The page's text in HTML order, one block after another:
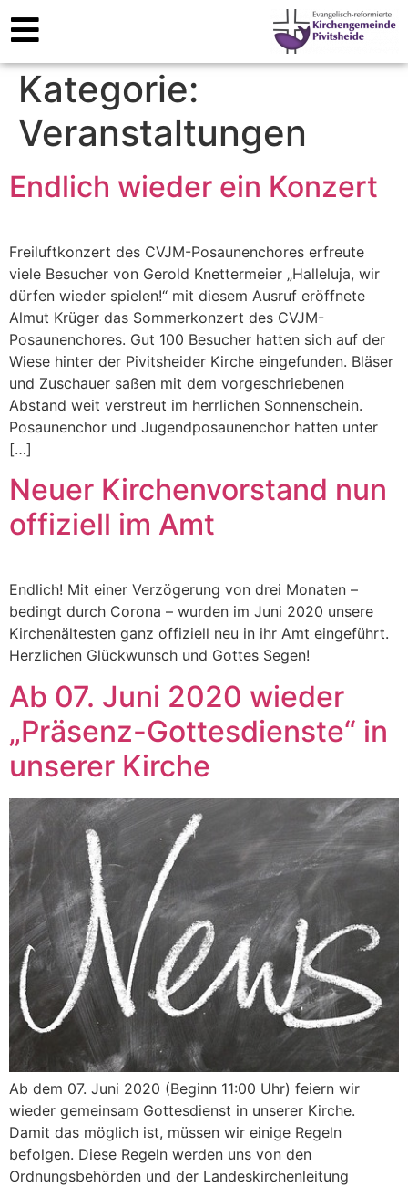
Kategorie:
Veranstaltungen
Endlich wieder ein Konzert
Freiluftkonzert des CVJM-Posaunenchores erfreute
viele Besucher von Gerold Knettermeier „Halleluja, wir
dürfen wieder spielen!“ mit diesem Ausruf eröffnete
Almut Krüger das Sommerkonzert des CVJM-
Posaunenchores. Gut 100 Besucher hatten sich auf der
Wiese hinter der Pivitsheider Kirche eingefunden. Bläser
und Zuschauer saßen mit dem vorgeschriebenen
Abstand weit verstreut im herrlichen Sonnenschein.
Posaunenchor und Jugendposaunenchor hatten unter
[…]
Neuer Kirchenvorstand nun
offiziell im Amt
Endlich! Mit einer Verzögerung von drei Monaten –
bedingt durch Corona – wurden im Juni 2020 unsere
Kirchenältesten ganz offiziell neu in ihr Amt eingeführt.
Herzlichen Glückwunsch und Gottes Segen!
Ab 07. Juni 2020 wieder
„Präsenz-Gottesdienste“ in
unserer Kirche
Ab dem 07. Juni 2020 (Beginn 11:00 Uhr) feiern wir
wieder gemeinsam Gottesdienst in unserer Kirche.
Damit das möglich ist, müssen wir einige Regeln
befolgen. Diese Regeln werden uns von den
Ordnungsbehörden und der Landeskirchenleitung